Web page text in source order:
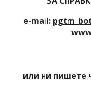
e-mail:
или ни пишете